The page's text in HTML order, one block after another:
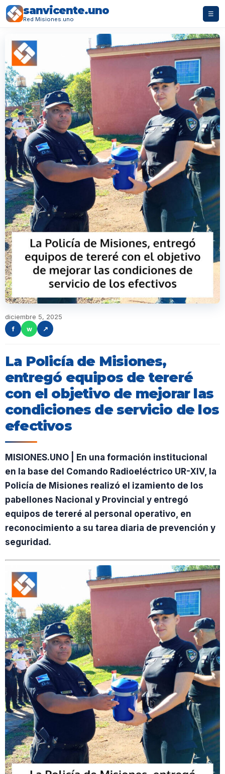
sanvicente.uno
Red Misiones.uno
☰
diciembre 5, 2025
f
w ↗
La Policía de Misiones,
entregó equipos de tereré
con el objetivo de mejorar las
condiciones de servicio de los
efectivos
MISIONES.UNO | En una formación institucional
en la base del Comando Radioeléctrico UR-XIV, la
Policía de Misiones realizó el izamiento de los
pabellones Nacional y Provincial y entregó
equipos de tereré al personal operativo, en
reconocimiento a su tarea diaria de prevención y
seguridad.